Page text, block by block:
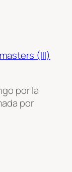
(III)
por la
por